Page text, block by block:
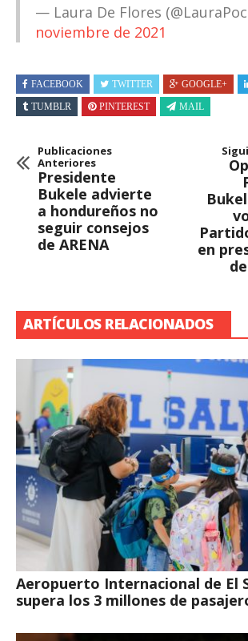
— Laura De Flores
noviembre de 2021
FACEBOOK TWITTER GOOGLE+
TUMBLR
PINTEREST MAIL
Publicaciones
Anteriores
Presidente
Bukele advierte
a hondureños no
seguir consejos
de ARENA
en
ARTÍCULOS RELACIONADOS
Aeropuerto Internacional de El
supera los 3 millones de